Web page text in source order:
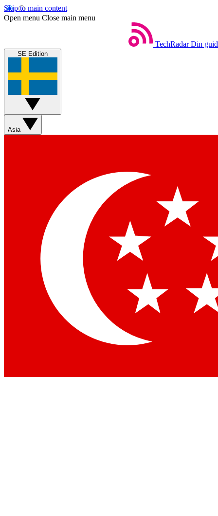
Skip to main content
Open menu Close main menu
TechRadar Din
SE Edition
Asia